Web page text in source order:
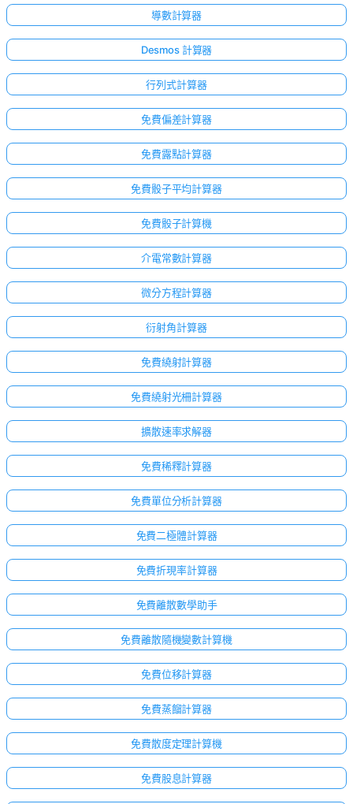
導數計算器
Desmos 計算器
行列式計算器
免費偏差計算器
免費露點計算器
免費骰子平均計算器
免費骰子計算機
介電常數計算器
微分方程計算器
衍射角計算器
免費繞射計算器
免費繞射光柵計算器
擴散速率求解器
免費稀釋計算器
免費單位分析計算器
免費二極體計算器
免費折現率計算器
免費離散數學助手
免費離散隨機變數計算機
免費位移計算器
免費蒸餾計算器
免費散度定理計算機
免費股息計算器